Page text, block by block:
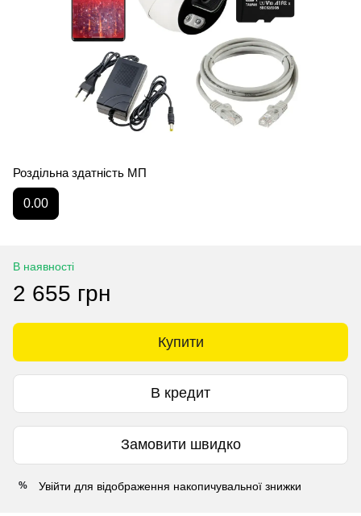
Роздільна здатність МП
0.00
В наявності
2 655 грн
Купити
В кредит
Замовити швидко
% Увійти для відображення накопичувальної знижки